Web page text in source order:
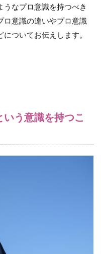
なプロ意識を持つべき
ロ意識の違いやプロ意識
ついてお伝えします。
う意識を持つこ